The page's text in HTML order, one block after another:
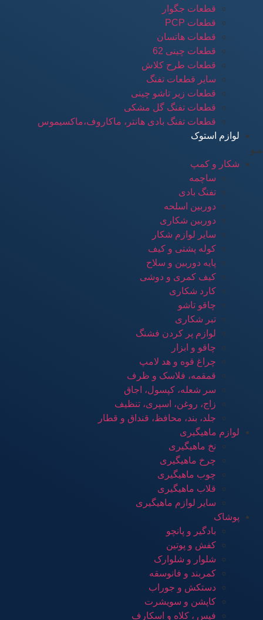
قطعات جگوار
قطعات PCP
قطعات هاتسان
قطعات چینی 62
قطعات طرح کلاش
سایر قطعات تفنگ
قطعات زیر تاشو چینی
قطعات تفنگ گل مشکی
قطعات تفنگ بادی هانتر، ماکاروف،ماکسیموس
لوازم استوک
منو
شکار و کمپ
ساچمه
تفنگ بادی
دوربین اسلحه
دوربین شکاری
سایر لوازم شکار
کوله پشتی و کیف
پایه دوربین و سلاح
کیف کمری و دوشی
کارد شکاری
چاقو تاشو
تبر شکاری
لوازم پر کردن فشنگ
چاقو و ابزار
چراغ قوه و هد لامپ
قمقمه، فلاسک و ظرف
سر شعله، کپسول، اجاق
زاج، روغن، اسپری، تنظیف
جلد، بند، محافظ، قنداق و قطار
لوازم ماهیگیری
نخ ماهیگیری
چرخ ماهیگیری
چوب ماهیگیری
قلاب ماهیگیری
سایر لوازم ماهیگیری
پوشاک
بادگیر و پانچو
کفش و پوتین
شلوار و شلوارک
کمربند و فانوسقه
دستکش و جوراب
کاپشن و سویشرت
فیس ، کلاه و اسکارف